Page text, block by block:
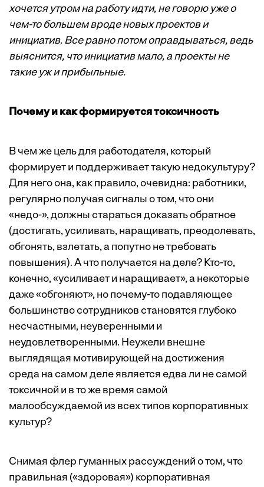
хочется утром на работу идти, не говорю уже о
чем-то большем вроде новых проектов и
инициатив. Все равно потом оправдываться, ведь
выяснится, что инициатив мало, а проекты не
такие уж и прибыльные.
Почему и как формируется токсичность
В чем же цель для работодателя, который
формирует и поддерживает такую недокультуру?
Для него она, как правило, очевидна: работники,
регулярно получая сигналы о том, что они
«недо-», должны стараться доказать обратное
(достигать, усиливать, наращивать, преодолевать,
обгонять, взлетать, а попутно не требовать
повышения). А что получается на деле? Кто-то,
конечно, «усиливает и наращивает», а некоторые
даже «обгоняют», но почему-то подавляющее
большинство сотрудников становятся глубоко
несчастными, неуверенными и
неудовлетворенными. Неужели внешне
выглядящая мотивирующей на достижения
среда на самом деле является едва ли не самой
токсичной и в то же время самой
малообсуждаемой из всех типов корпоративных
культур?
Снимая флер гуманных рассуждений о том, что
правильная («здоровая») корпоративная